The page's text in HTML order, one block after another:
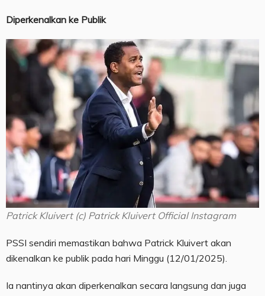
Diperkenalkan ke Publik
Patrick Kluivert (c) Patrick Kluivert Official Instagram
PSSI sendiri memastikan bahwa Patrick Kluivert akan
dikenalkan ke publik pada hari Minggu (12/01/2025).
Ia nantinya akan diperkenalkan secara langsung dan juga